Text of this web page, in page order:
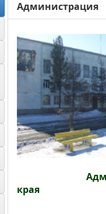
Администрация
края